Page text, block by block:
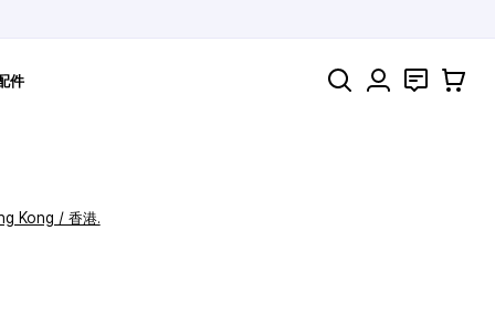
件 搜索 聯絡 購物車
Kong / 香港.